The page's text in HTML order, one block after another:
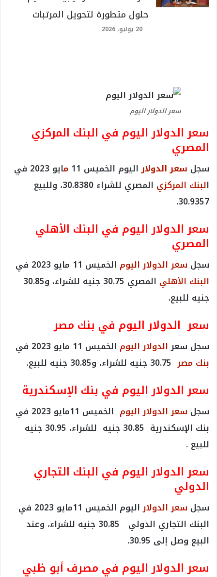
حلول متطورة لتحويل المرتبات
20 يوليو، 2026
سعر الدولار اليوم
سعر الدولار اليوم في البنك المركزي
المصري
سجل سعر الدولاراليوم الخميس 11 م
ايو 2023 في
البنك المركزي
المصري للشراء 30.8380، وللبيع
30.9357.
سعر الدولار اليوم في البنك الأهلي
المصري
سجل سعر الدولار اليوم الخميس 11 مايو 2023 في
البنك الأهلي المصري
30.75 جنيه للشراء، و30.85
جنيه للبيع.
سعر الدولار اليوم في بنك مصر
سجل سعرالدولار اليوم الخميس 11 مايو 2023 في
بنك مصر 30.75 جنيه للشراء، و30.85 جنيه للبيع.
سعر الدولار اليوم في بنك الإسكندرية
سجل سعر الدولار اليوم
الخميس 11مايو 2023 في
بنك الإسكندرية 30.85 جنيه للشراء، 30.95 جنيه
للبيع .
سعر الدولار اليوم في البنك التجاري
الدولي
سجل سعر الدولار
اليوم الخميس 11مايو 2023 في
البنك التجاري الدولي 30.85 جنيه للشراء، وعند
البيع وصل إلى 30.95.
سعر الدولار اليوم في مصرف أبو ظبي